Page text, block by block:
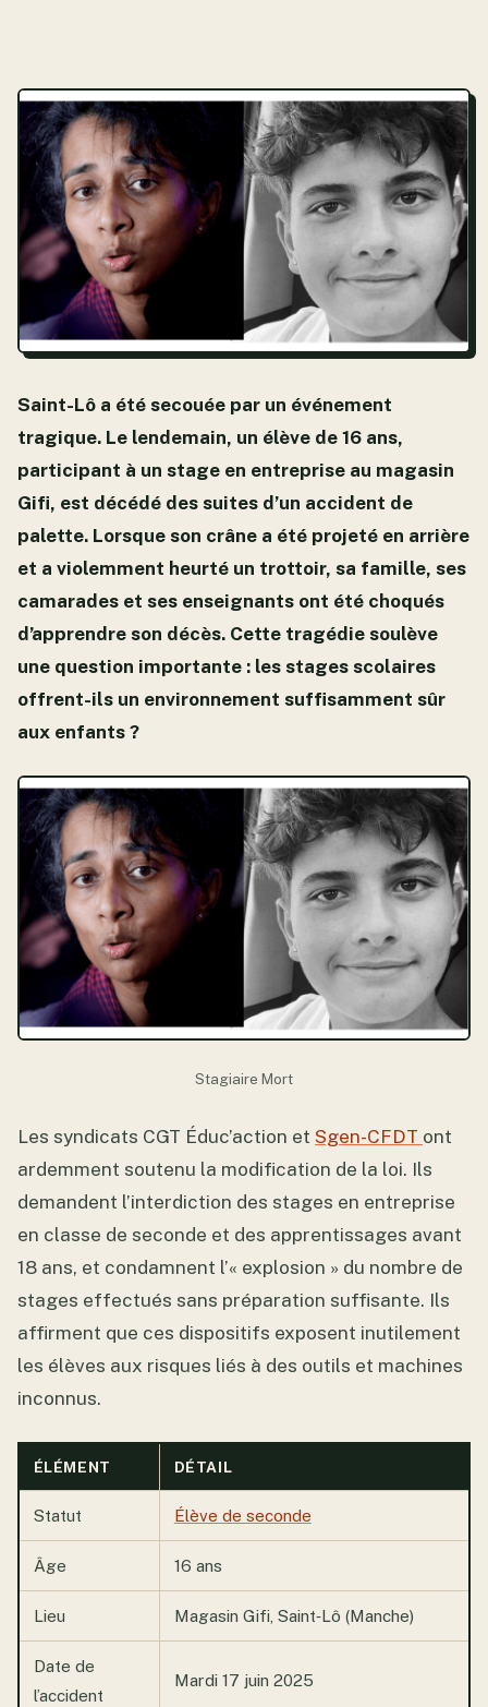
Saint-Lô a été secouée par un événement
tragique. Le lendemain, un élève de 16 ans,
participant à un stage en entreprise au magasin
Gifi, est décédé des suites d’un accident de
palette. Lorsque son crâne a été projeté en arrière
et a violemment heurté un trottoir, sa famille, ses
camarades et ses enseignants ont été choqués
d’apprendre son décès. Cette tragédie soulève
une question importante : les stages scolaires
offrent-ils un environnement suffisamment sûr
aux enfants ?
Stagiaire Mort
Les syndicats CGT Éduc’action et Sgen-CFDT ont
ardemment soutenu la modification de la loi. Ils
demandent l’interdiction des stages en entreprise
en classe de seconde et des apprentissages avant
18 ans, et condamnent l’« explosion » du nombre de
stages effectués sans préparation suffisante. Ils
affirment que ces dispositifs exposent inutilement
les élèves aux risques liés à des outils et machines
inconnus.
ÉLÉMENT DÉTAIL
Statut Élève de seconde
Âge 16 ans
Lieu Magasin Gifi, Saint‑Lô (Manche)
Date de
l’accident
Mardi 17 juin 2025